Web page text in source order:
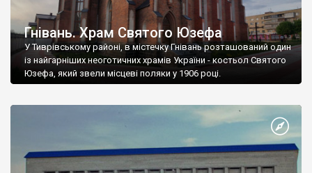
Гнівань. Храм Святого Юзефа
У Тиврівському районі, в містечку Гнівань розташований один
із найгарніших неоготичних храмів України - костьол Святого
Юзефа, який звели місцеві поляки у 1906 році.